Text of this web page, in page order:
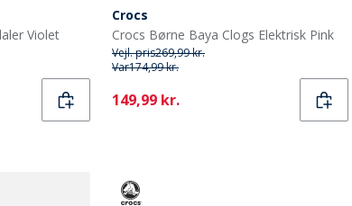
Violet
Crocs
Crocs Børne Baya Clogs Elektrisk Pink
Vejl. pris269,99 kr.
Var174,99 kr.
Current
149,99 kr.